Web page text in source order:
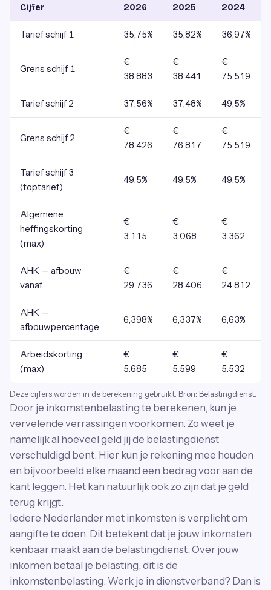
Cijfer 2026 2025 2024
Tarief schijf 1 35,75% 35,82% 36,97%
Grens schijf 1
€
38.883
€
38.441
€
75.519
Tarief schijf 2 37,56% 37,48% 49,5%
Grens schijf 2
€
78.426
€
76.817
€
75.519
Tarief schijf 3
(toptarief)
49,5% 49,5% 49,5%
Algemene
heffingskorting
(max)
€
3.115
€
3.068
€
3.362
AHK — afbouw
vanaf
€
29.736
€
28.406
€
24.812
AHK —
afbouwpercentage
6,398% 6,337% 6,63%
Arbeidskorting
(max)
€
5.685
€
5.599
€
5.532
Deze cijfers worden in de berekening gebruikt. Bron: Belastingdienst.
Door je inkomstenbelasting te berekenen, kun je
vervelende verrassingen voorkomen. Zo weet je
namelijk al hoeveel geld jij de belastingdienst
verschuldigd bent. Hier kun je rekening mee houden
en bijvoorbeeld elke maand een bedrag voor aan de
kant leggen. Het kan natuurlijk ook zo zijn dat je geld
terug krijgt.
Iedere Nederlander met inkomsten is verplicht om
aangifte te doen. Dit betekent dat je jouw inkomsten
kenbaar maakt aan de belastingdienst. Over jouw
inkomen betaal je belasting, dit is de
inkomstenbelasting. Werk je in dienstverband? Dan is